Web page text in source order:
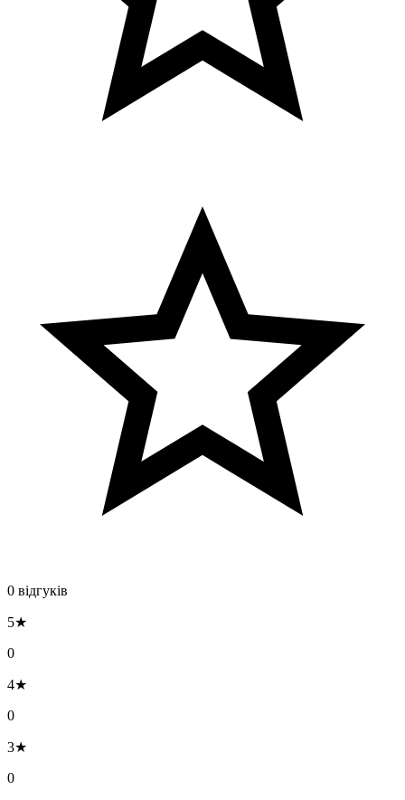
0 відгуків
5★
0
4★
0
3★
0